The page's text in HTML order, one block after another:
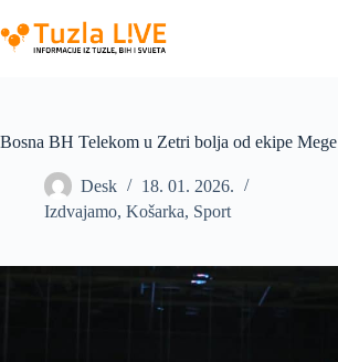
to
content
Bosna BH Telekom u Zetri bolja od ekipe Mege
Desk
18. 01. 2026.
Izdvajamo, Košarka, Sport